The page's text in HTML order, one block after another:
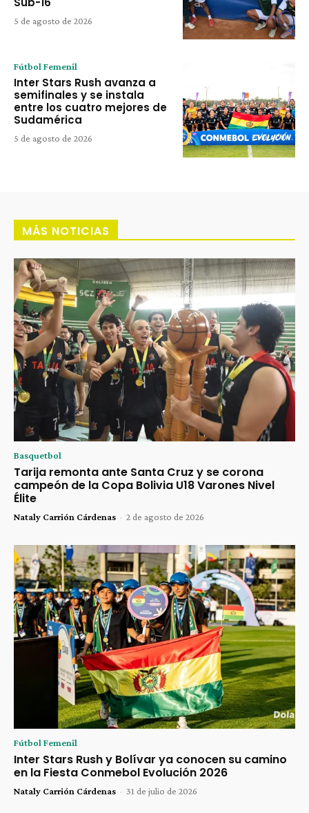
5 de agosto de 2026
Fútbol Femenil
Inter Stars Rush avanza a
semifinales y se instala
entre los cuatro mejores de
Sudamérica
5 de agosto de 2026
MÁS NOTICIAS
Basquetbol
Tarija remonta ante Santa Cruz y se corona
campeón de la Copa Bolivia U18 Varones Nivel
Élite
Nataly Carrión Cárdenas - 2 de agosto de 2026
Fútbol Femenil
Inter Stars Rush y Bolívar ya conocen su camino
en la Fiesta Conmebol Evolución 2026
Nataly Carrión Cárdenas - 31 de julio de 2026